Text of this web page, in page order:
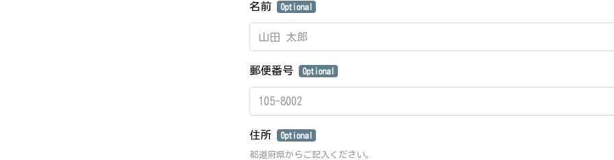
名前 Optional
郵便番号 Optional
住所 Optional
都道府県からご記入ください。